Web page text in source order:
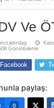
Ve
Görüntüleme
Facebook
paylaş:
0